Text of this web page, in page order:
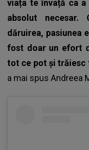
viața te învață ca
absolut necesar.
dăruirea, pasiunea
fost doar un efort
tot ce pot și trăiesc
a mai spus Andreea